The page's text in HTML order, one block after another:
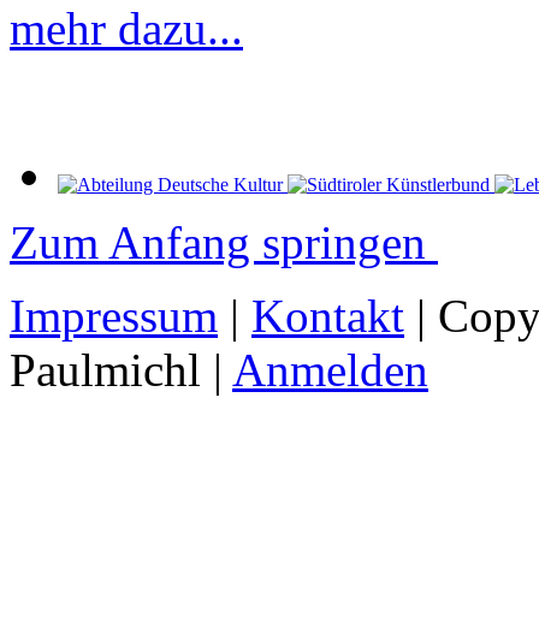
mehr dazu...
Zum Anfang springen
Impressum | Kontakt |
Paulmichl | Anmelden